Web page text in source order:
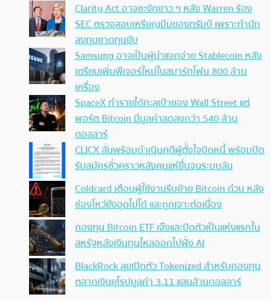
Clarity Act อาจชะงักยาว ๆ หลัง Warren ร้อง
SEC ตรวจสอบเหรียญมีมของทรัมป์ เพราะทำนัก
ลงทุนขาดทุนยับ
Samsung อาจเป็นผู้นำแจกจ่าย Stablecoin หลัง
เตรียมเพิ่มฟีเจอร์ใหม่ในสมาร์ทโฟน 800 ล้าน
เครื่อง
SpaceX ทำรายได้ทะลุเป้าของ Wall Street แต่
พอร์ต Bitcoin มีมูลค่าลดลงกว่า 540 ล้าน
ดอลลาร์
CLICX ลั่นพร้อมดำเนินคดีผู้ตั้งใจบิดหนี้ พร้อมปิด
รับสมัครชั่วคราวหลังคนแห่ยื่นจนระบบล้น
Coldcard เตือนผู้ใช้งานรีบย้าย Bitcoin ด่วน หลัง
ช่องโหว่ยังอุดไม่ได้ และถูกเจาะต่อเนื่อง
กองทุน Bitcoin ETF เจ๊งและปิดตัวเป็นแห่งแรกใน
สหรัฐหลังเงินทุนไหลออกไปฝั่ง AI
BlackRock ลุยเปิดตัว Tokenized สำหรับกองทุน
ตลาดเงินยุโรปมูลค่า 3.11 แสนล้านดอลลาร์